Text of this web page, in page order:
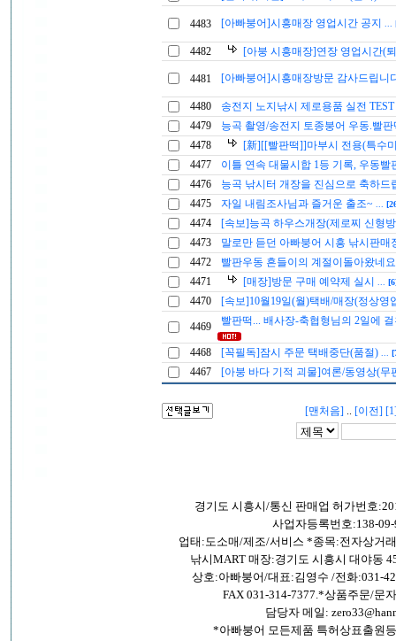
4483 [아빠붕어]시흥매장 영업시간 공지
4482 [아붕 시흥매장]연장 영업시간(
4481 [아빠붕어]시흥매장방문 감사드립니
4480
송전지 노지낚시 제로용품 실전 TEST
4479
능곡 촬영/송전지 토종붕어 우동.빨
4478
[新][[빨판떡]]마부시 전용(특수
4477
이틀 연속 대물시합 1등 기록, 우동빨
4476
능곡 낚시터 개장을 진심으로 축하드
4475
자일 내림조사님과 즐거운 출조~
4474
[속보]능곡 하우스개장(제로찌 신형
4473
말로만 듣던 아빠붕어 시흥 낚시판매
4472
빨판우동 흔들이의 계절이돌아왔네
4471
[매장]방문 구매 예약제 실시
4470 [속보]10월19일(월)택배/매장(정상영
4469 빨판떡... 배사장-축협형님의 2일에
4468 [꼭필독]잠시 주문 택배중단(품절)
4467 [아붕 바다 기적 괴물]여론/동영상(무
[맨처음] .. [이전]
경기도 시흥시/통신 판매업 허가번호
사업자등록번호:138-09-
업태:도소매/제조/서비스 *종목:전자상거
낚시MART 매장:경기도 시흥시 대야동
상호:아빠붕어/대표:김영수 /전화:031-
FAX 031-314-7377.*상품주문/문
담당자 메일:
*아빠붕어 모든제품 특허상표출원